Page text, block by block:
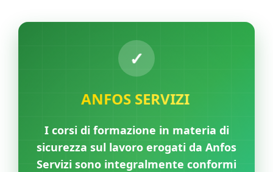
ANFOS SERVIZI
I corsi di formazione in materia di
sicurezza sul lavoro erogati da Anfos
Servizi sono integralmente conformi